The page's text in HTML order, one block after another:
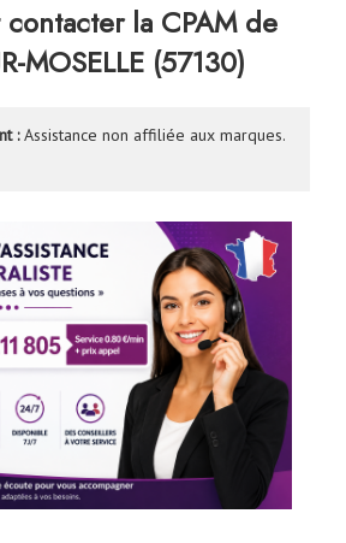
la CPAM de
MOSELLE (57130)
:Assistance non affiliée aux marques.